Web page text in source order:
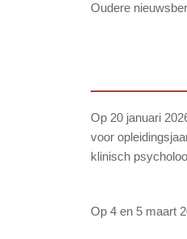
Oudere
Op 20 januari
voor
klinisch
Op 4 en 5 maart